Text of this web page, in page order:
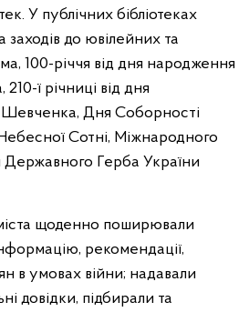
У публічних бібліотеках
заходів до ювілейних та
100-річчя від дня народження
ї річниці від дня
Дня Соборності
Сотні, Міжнародного
Державного Герба України
міста щоденно поширювали
рекомендації,
в умовах війни; надавали
довідки, підбирали та